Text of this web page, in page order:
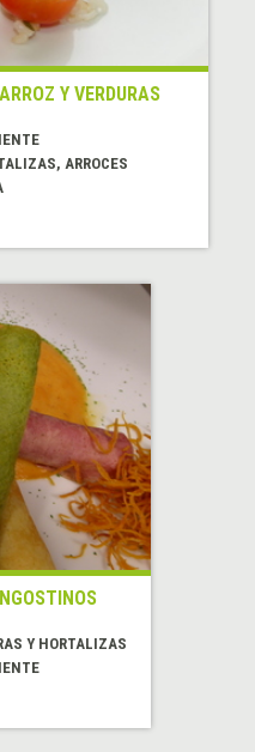
Y VERDURAS
ARROCES
Y HORTALIZAS